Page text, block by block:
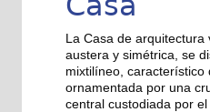
La Casa de arquitectura
austera y simétrica, se
mixtilíneo, característico
ornamentada por una
central custodiada por